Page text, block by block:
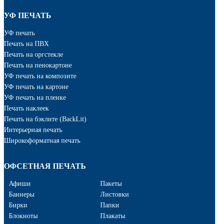
УФ ПЕЧАТЬ
УФ печать
Печать на ПВХ
Печать на оргстекле
Печать на пенокартоне
УФ печать на композите
УФ печать на картоне
УФ печать на пленке
Печать наклеек
Печать на бэклите (BackLit)
Интерьерная печать
Широкоформатная печать
ОФСЕТНАЯ ПЕЧАТЬ
Афиши
Баннеры
Бирки
Блокноты
Пакеты
Листовки
Папки
Плакаты